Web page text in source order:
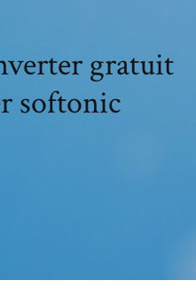
gratuit
softonic